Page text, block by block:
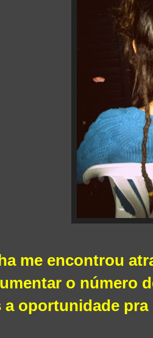
me encontrou
o número
oportunidade